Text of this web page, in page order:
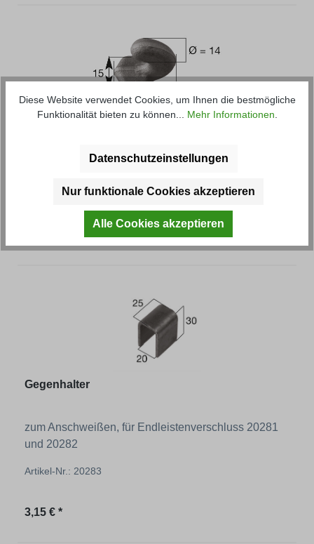
Artikel-Nr.: 20293
Gegenhalter
zum Anschweißen, für Endleistenverschluss 20281
und 20282
Artikel-Nr.: 20283
Regulärer Preis:
3,15 € *
Diese Website verwendet Cookies, um Ihnen die bestmögliche
Funktionalität bieten zu können... Mehr Informationen.
Datenschutzeinstellungen
Nur funktionale Cookies akzeptieren
Alle Cookies akzeptieren